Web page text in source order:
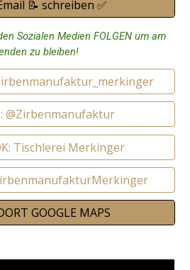
📝 schreiben ✅
Sozialen Medien FOLGEN um am
zu bleiben!
@Zirbenmanufaktur
Tischlerei Merkinger
GOOGLE MAPS